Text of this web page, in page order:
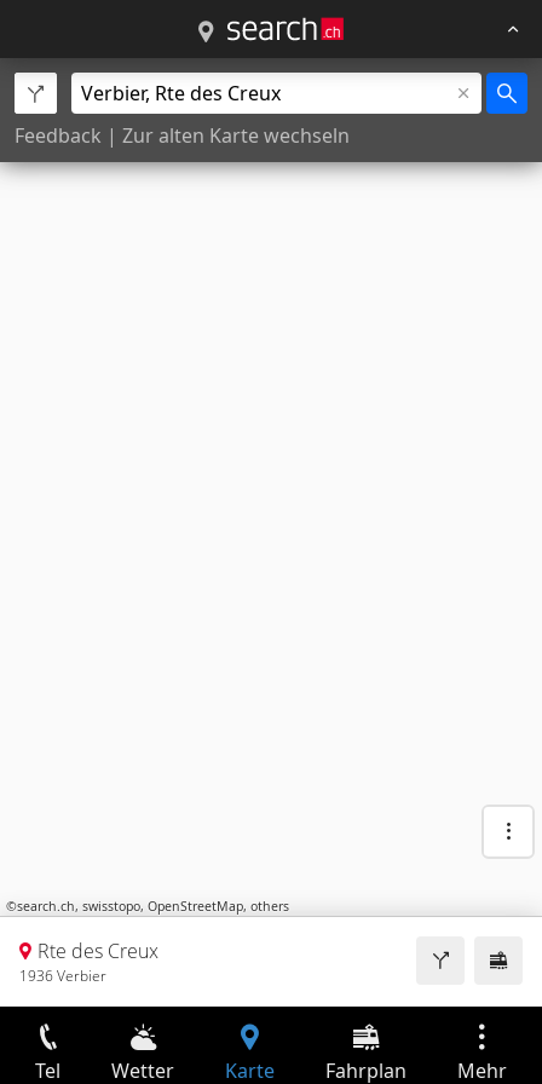
Feedback | Zur alten Karte wechseln
©search.ch, swisstopo, OpenStreetMap, others
Rte des Creux
1936 Verbier
Tel Wetter Karte Fahrplan Mehr